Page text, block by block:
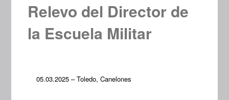
Relevo del Director de
la Escuela Militar
05.03.2025 – Toledo, Canelones